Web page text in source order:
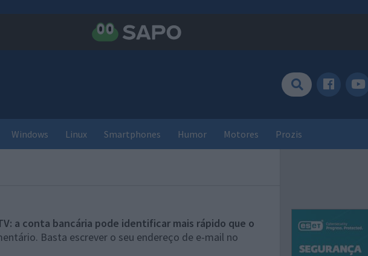
Windows Linux Smartphones Humor Motores Prozis
a conta bancária pode identificar mais rápido que o
Basta escrever o seu endereço de e-mail no